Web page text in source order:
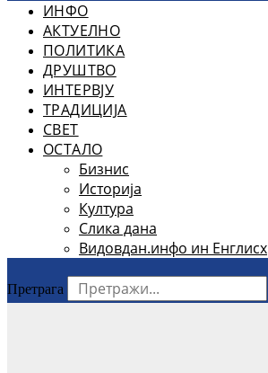
ИНФО
АКТУЕЛНО
ПОЛИТИКА
ДРУШТВО
ИНТЕРВЈУ
ТРАДИЦИЈА
СВЕТ
ОСТАЛО
Бизнис
Историја
Култура
Слика дана
Видовдан.инфо ин Енглисх
Претрага